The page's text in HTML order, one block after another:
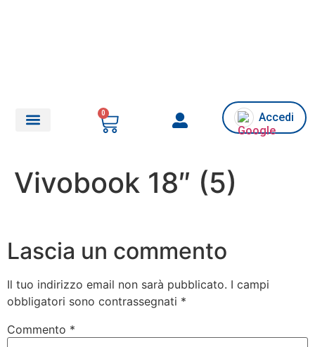
0 Accedi
Vivobook 18″ (5)
Lascia un commento
Il tuo indirizzo email non sarà pubblicato. I campi
obbligatori sono contrassegnati *
Commento *